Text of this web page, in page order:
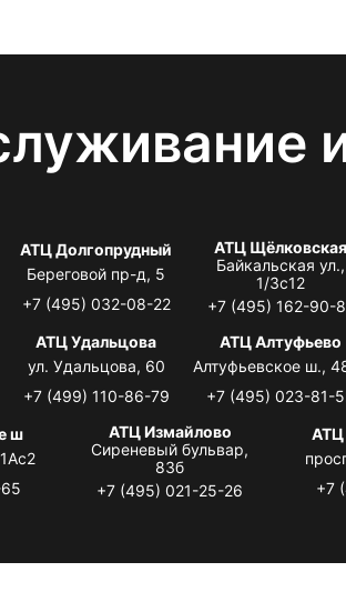
АТЦ Долгопрудный
Береговой пр-д, 5
+7 (495) 032-08-22
АТЦ Щёлковская
Байкальская ул.,
1/3с12
+7 (495) 162-90-
АТЦ Удальцова
ул. Удальцова, 60
+7 (499) 110-86-79
АТЦ Алтуфьево
Алтуфьевское ш.,
+7 (495) 023-81-
ш
АТЦ Измайлово
Сиреневый бульвар,
83б
+7 (495) 021-25-26
АТЦ
+7